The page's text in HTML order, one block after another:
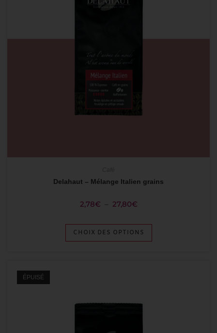
Delahaut – Mélange Italien grains
2,78€ 27,80€
CHOIX DES OPTIONS
ÉPUISÉ